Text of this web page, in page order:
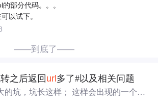
部分代码。。。
以试下。
——到底了——
之后返回 url 多了#以及相关问题
这样； 这样会出现的一个问